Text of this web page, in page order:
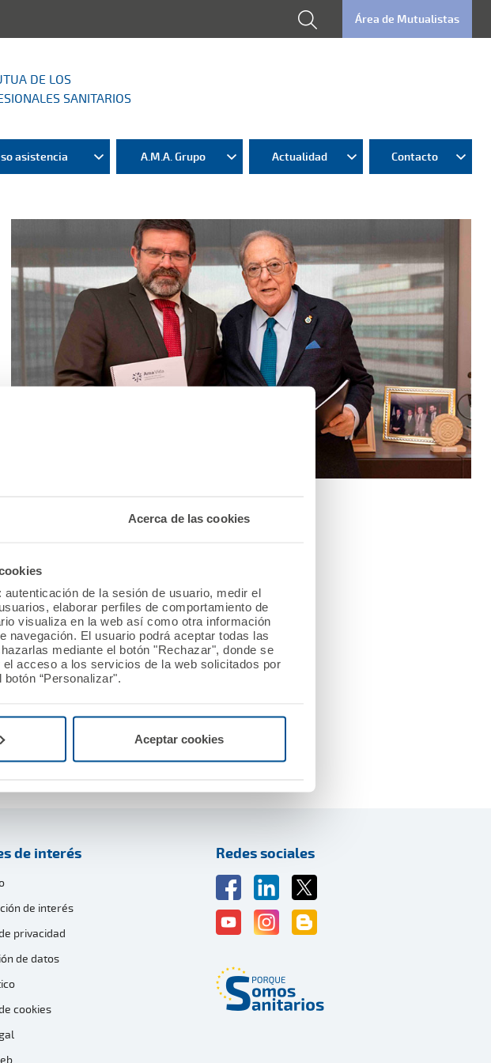
Acerca de las cookies
de la sesión de usuario, medir el
elaborar perfiles de comportamiento de
visualiza en la web así como otra información
navegación. El usuario podrá aceptar todas las
mediante el botón "Rechazar", donde se
acceso a los servicios de la web solicitados por
“Personalizar".
Aceptar cookies
Área de Mutualistas
DE LOS
SANITARIOS
asistencia A.M.A. Grupo Actualidad Contacto
los ejercientes de este Colegio.
renovaron su convenio de colaboración.
también estuvo presente Miguel Ángel
de colaboración existentes desde hace
de interés
de interés
privacidad
de datos
cookies
Redes sociales